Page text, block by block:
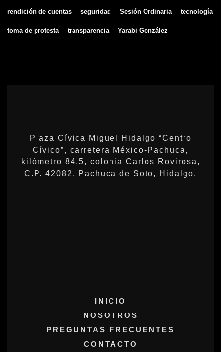
rendición de cuentas seguridad Sesión Ordinaria tecnología
toma de protesta transparencia Yarabi González
Plaza Cívica Miguel Hidalgo “Centro
Cívico”, carretera México-Pachuca,
kilómetro 84.5, colonia Carlos Rovirosa,
C.P. 42082, Pachuca de Soto, Hidalgo.
INICIO
NOSOTROS
PREGUNTAS FRECUENTES
CONTACTO